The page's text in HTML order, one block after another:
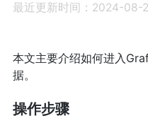
最近更新时间：2024-08-
本文主要介绍如何进入
据。
操作步骤